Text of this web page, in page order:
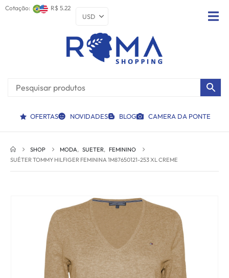
Cotação: R$ 5.22
OFERTAS NOVIDADES BLOG CAMERA DA PONTE
SHOP MODA, SUETER, FEMININO
SUÉTER TOMMY HILFIGER FEMININA 1M87650121-253 XL CREME